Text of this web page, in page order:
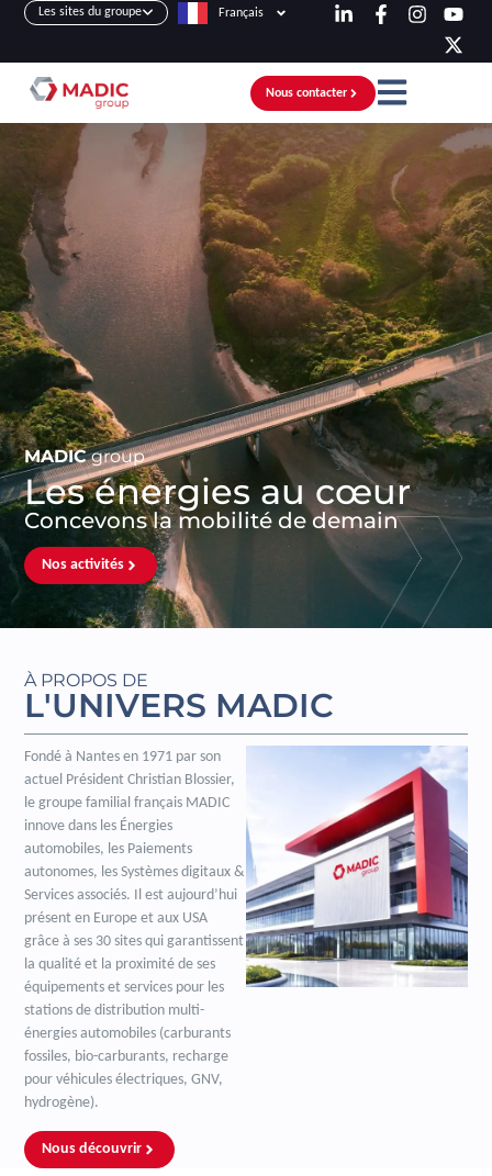
Les sites du groupe Français
Nous contacter
MADIC group
Les énergies au cœur
Concevons la mobilité de demain
Nos activités
À PROPOS DE
L'UNIVERS MADIC
Fondé à Nantes en 1971 par son
actuel Président Christian Blossier,
le groupe familial français MADIC
innove dans les Énergies
automobiles, les Paiements
autonomes, les Systèmes digitaux &
Services associés. Il est aujourd’hui
présent en Europe et aux USA
grâce à ses 30 sites qui garantissent
la qualité et la proximité de ses
équipements et services pour les
stations de distribution multi-
énergies automobiles (carburants
fossiles, bio-carburants, recharge
pour véhicules électriques, GNV,
hydrogène).
Nous découvrir